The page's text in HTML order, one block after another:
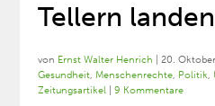
Tellern landen
von Ernst Walter Henrich |20.
Gesundheit, Menschenrechte, Politik,
Zeitungsartikel |9 Kommentare